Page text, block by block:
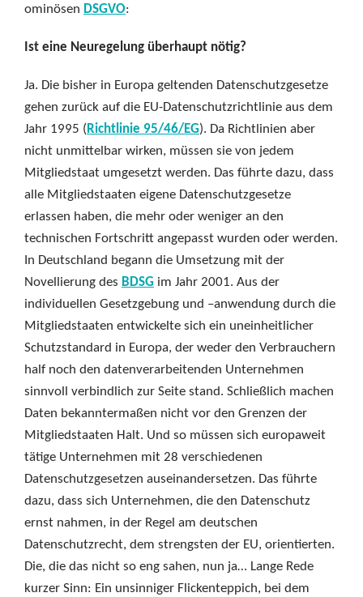
ominösen DSGVO:
Ist eine Neuregelung überhaupt nötig?
Ja. Die bisher in Europa geltenden Datenschutzgesetze
gehen zurück auf die EU-Datenschutzrichtlinie aus dem
Jahr 1995 ( Richtlinie 95/46/EG). Da Richtlinien aber
nicht unmittelbar wirken, müssen sie von jedem
Mitgliedstaat umgesetzt werden. Das führte dazu, dass
alle Mitgliedstaaten eigene Datenschutzgesetze
erlassen haben, die mehr oder weniger an den
technischen Fortschritt angepasst wurden oder werden.
In Deutschland begann die Umsetzung mit der
Novellierung des BDSG im Jahr 2001. Aus der
individuellen Gesetzgebung und –anwendung durch die
Mitgliedstaaten entwickelte sich ein uneinheitlicher
Schutzstandard in Europa, der weder den Verbrauchern
half noch den datenverarbeitenden Unternehmen
sinnvoll verbindlich zur Seite stand. Schließlich machen
Daten bekanntermaßen nicht vor den Grenzen der
Mitgliedstaaten Halt. Und so müssen sich europaweit
tätige Unternehmen mit 28 verschiedenen
Datenschutzgesetzen auseinandersetzen. Das führte
dazu, dass sich Unternehmen, die den Datenschutz
ernst nahmen, in der Regel am deutschen
Datenschutzrecht, dem strengsten der EU, orientierten.
Die, die das nicht so eng sahen, nun ja… Lange Rede
kurzer Sinn: Ein unsinniger Flickenteppich, bei dem